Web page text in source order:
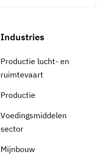
Industries
Productie lucht- en
ruimtevaart
Productie
Voedingsmiddelen
sector
Mijnbouw